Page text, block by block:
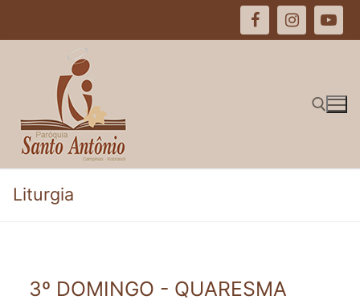
Pesquisar por:
Liturgia
3º DOMINGO - QUARESMA